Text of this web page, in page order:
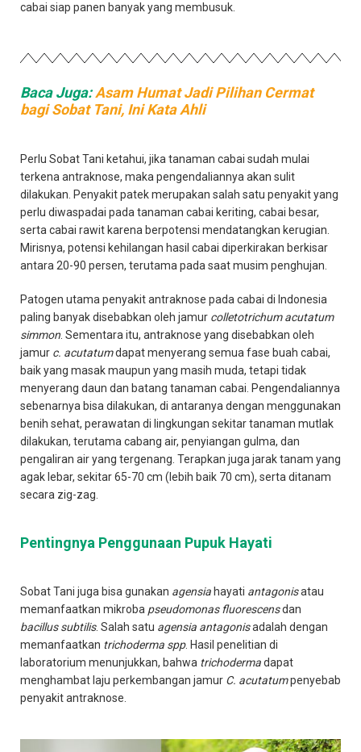
cabai siap panen banyak yang membusuk.
Baca Juga:Asam Humat Jadi Pilihan Cermat
bagi Sobat Tani, Ini Kata Ahli
Perlu Sobat Tani ketahui, jika tanaman cabai sudah mulai
terkena antraknose, maka pengendaliannya akan sulit
dilakukan. Penyakit patek merupakan salah satu penyakit yang
perlu diwaspadai pada tanaman cabai keriting, cabai besar,
serta cabai rawit karena berpotensi mendatangkan kerugian.
Mirisnya, potensi kehilangan hasil cabai diperkirakan berkisar
antara 20-90 persen, terutama pada saat musim penghujan.
Patogen utama penyakit antraknose pada cabai di Indonesia
paling banyak disebabkan oleh jamur colletotrichum acutatum
simmon. Sementara itu, antraknose yang disebabkan oleh
jamur c. acutatumdapat menyerang semua fase buah cabai,
baik yang masak maupun yang masih muda, tetapi tidak
menyerang daun dan batang tanaman cabai. Pengendaliannya
sebenarnya bisa dilakukan, di antaranya dengan menggunakan
benih sehat, perawatan di lingkungan sekitar tanaman mutlak
dilakukan, terutama cabang air, penyiangan gulma, dan
pengaliran air yang tergenang. Terapkan juga jarak tanam yang
agak lebar, sekitar 65-70 cm (lebih baik 70 cm), serta ditanam
secara zig-zag.
Pentingnya Penggunaan Pupuk Hayati
Sobat Tani juga bisa gunakan agensia hayati antagonisatau
memanfaatkan mikroba pseudomonas fluorescensdan
bacillus subtilis. Salah satu agensia antagonisadalah dengan
memanfaatkan trichoderma spp. Hasil penelitian di
laboratorium menunjukkan, bahwa trichodermadapat
menghambat laju perkembangan jamur C. acutatumpenyebab
penyakit antraknose.